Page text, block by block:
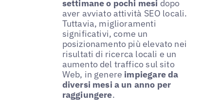
settimane o pochi mesi dopo
aver avviato attività SEO locali.
Tuttavia, miglioramenti
significativi, come un
posizionamento più elevato nei
risultati di ricerca locali e un
aumento del traffico sul sito
Web, in genere impiegare da
diversi mesi a un anno per
raggiungere.